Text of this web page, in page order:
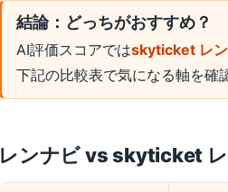
結論：どっちがおすすめ？
AI評価スコアではskyticket レン
下記の比較表で気になる軸を確
レンナビvsskyticket